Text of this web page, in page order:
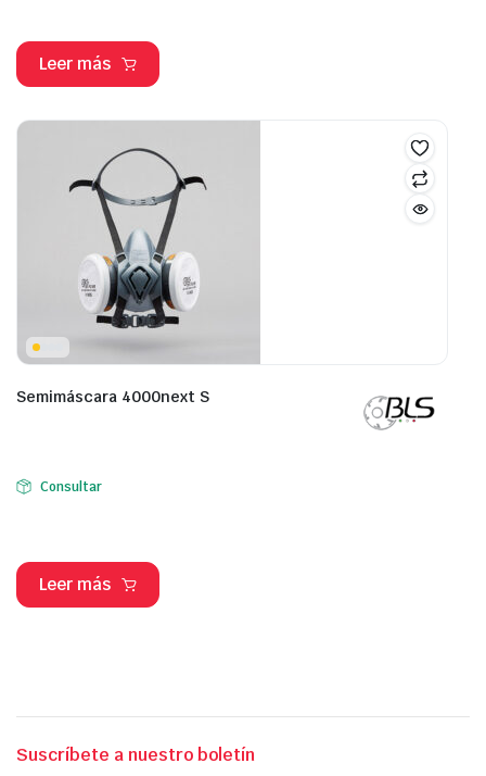
Leer más
Semimáscara 4000next S
Consultar
Leer más
Suscríbete a nuestro boletín